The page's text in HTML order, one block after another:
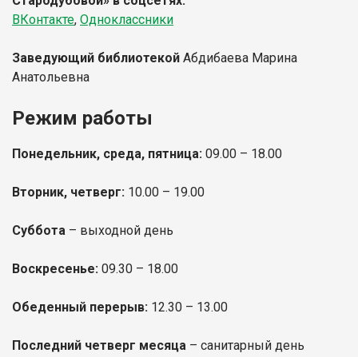
ВКонтакте, Одноклассники
Заведующий библиотекой Абдибаева Марина
Анатольевна
Режим работы
Понедельник, среда, пятница: 09.00 – 18.00
Вторник, четверг: 10.00 – 19.00
Суббота – выходной день
Воскресенье: 09.30 – 18.00
Обеденный перерыв: 12.30 – 13.00
Последний четверг месяца – санитарный день